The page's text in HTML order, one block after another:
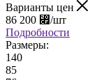
Варианты цен
86 200 ⃏/шт
Подробности
Размеры:
140
85